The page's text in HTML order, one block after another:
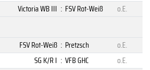
Victoria WB III : FSV Rot-Weiß
o.E.
FSV Rot-Weiß : Pretzsch
o.E.
SG K/R I : VFB GHC
o.E.